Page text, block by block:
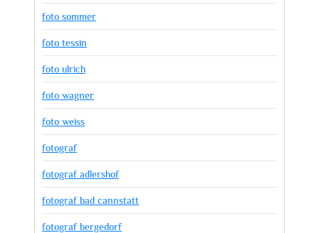
foto sommer
foto tessin
foto ulrich
foto wagner
foto weiss
fotograf
fotograf adlershof
fotograf bad cannstatt
fotograf bergedorf